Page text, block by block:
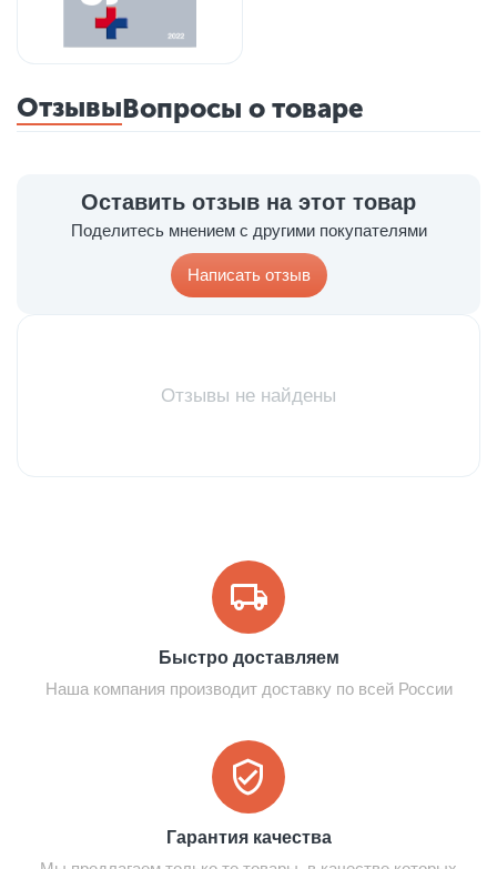
ОтзывыВопросы о товаре
Оставить отзыв на этот товар
Поделитесь мнением с другими покупателями
Написать отзыв
Отзывы не найдены
Быстро доставляем
Наша компания производит доставку по всей России
Гарантия качества